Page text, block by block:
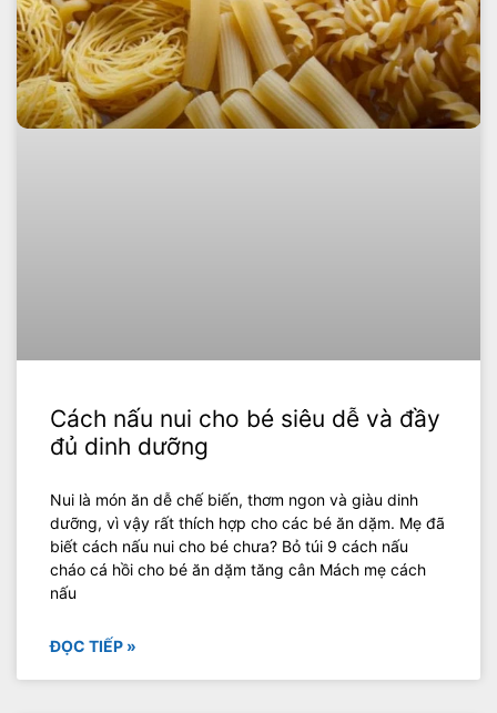
Cách nấu nui cho bé siêu dễ và đầy
đủ dinh dưỡng
Nui là món ăn dễ chế biến, thơm ngon và giàu dinh
dưỡng, vì vậy rất thích hợp cho các bé ăn dặm. Mẹ đã
biết cách nấu nui cho bé chưa? Bỏ túi 9 cách nấu
cháo cá hồi cho bé ăn dặm tăng cân Mách mẹ cách
nấu
ĐỌC TIẾP »